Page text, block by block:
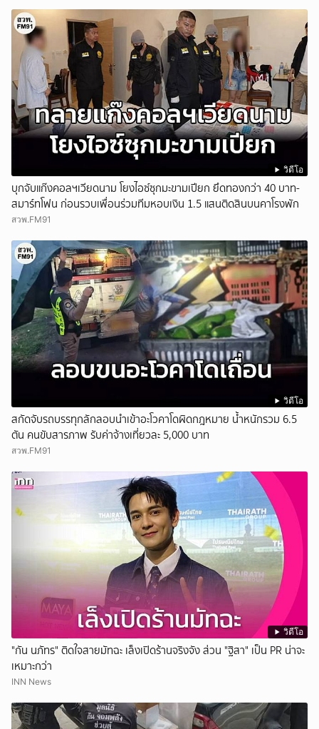
วิดีโอ
บุกจับแก๊งคอลฯเวียดนาม โยงไอซ์ซุกมะขามเปียก ยึดทองกว่า 40 บาท-
สมาร์ทโฟน ก่อนรวบเพื่อนร่วมทีมหอบเงิน 1.5 แสนติดสินบนคาโรงพัก
สวพ.FM91
วิดีโอ
สกัดจับรถบรรทุกลักลอบนำเข้าอะโวคาโดผิดกฎหมาย น้ำหนักรวม 6.5
ตัน คนขับสารภาพ รับค่าจ้างเที่ยวละ 5,000 บาท
สวพ.FM91
วิดีโอ
"กัน นภัทร" ติดใจสายมัทฉะ เล็งเปิดร้านจริงจัง ส่วน "ฐิสา" เป็น PR น่าจะ
เหมาะกว่า
INN News